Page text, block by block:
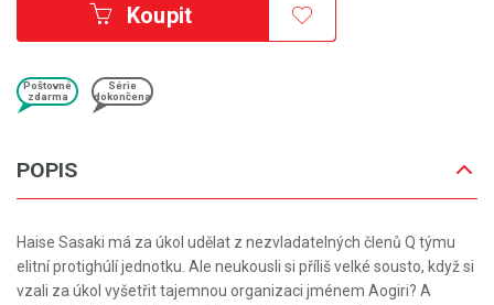
Koupit
Poštovné
zdarma
Série
dokončena
POPIS
Haise Sasaki má za úkol udělat z nezvladatelných členů Q týmu
elitní protighúlí jednotku. Ale neukousli si příliš velké sousto, když si
vzali za úkol vyšetřit tajemnou organizaci jménem Aogiri? A